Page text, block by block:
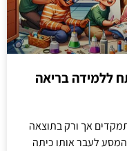
ללמידה בריאה
אך ורק בתוצאה
המסע לעבר אותו כיתה